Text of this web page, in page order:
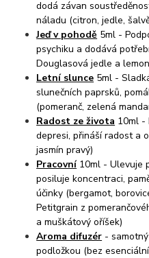
dodá závan
náladu (citron, jedle,
Jeď v pohodě 5ml -
psychiku a dodává
Douglasová jedle a
Letní slunce 5ml -
slunečních paprsků,
(pomeranč, zelená
Radost ze života 10ml -
depresi, přináší radost a
jasmín pravý)
Pracovní10ml - Ulevuje
posiluje koncentraci,
účinky (bergamot,
Petitgrain z
a muškátový oříšek)
Aroma difuzér -
podložkou (bez